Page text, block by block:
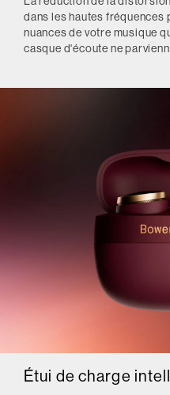
dans les hautes fréquences
nuances de votre musique
casque d'écoute ne
Étui de charge